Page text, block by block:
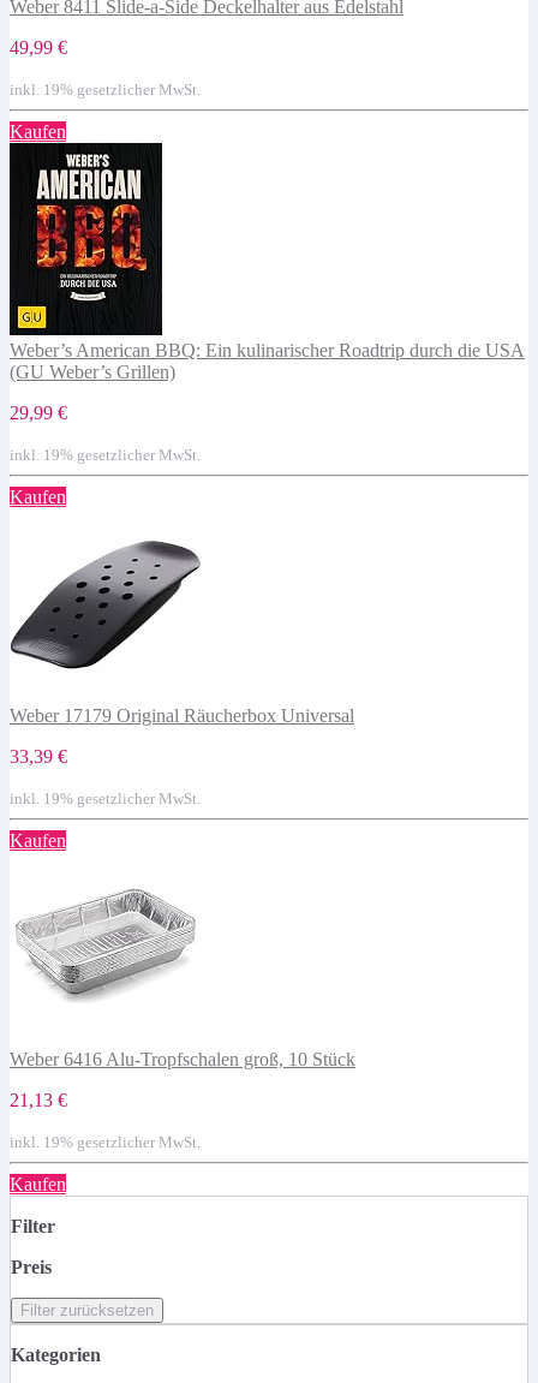
Weber 8411 Slide-a-Side Deckelhalter aus Edelstahl
49,99 €
inkl. 19% gesetzlicher MwSt.
Kaufen
Weber’s American BBQ: Ein kulinarischer Roadtrip durch die USA
(GU Weber’s Grillen)
29,99 €
inkl. 19% gesetzlicher MwSt.
Kaufen
Weber 17179 Original Räucherbox Universal
33,39 €
inkl. 19% gesetzlicher MwSt.
Kaufen
Weber 6416 Alu-Tropfschalen groß, 10 Stück
21,13 €
inkl. 19% gesetzlicher MwSt.
Kaufen
Filter
Preis
Filter zurücksetzen
Kategorien